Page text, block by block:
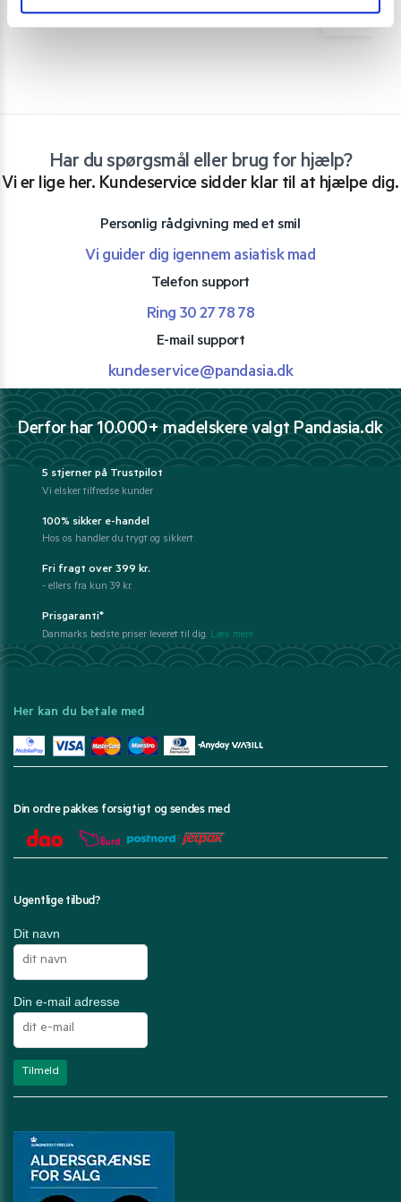
Har du spørgsmål eller brug for hjælp?
Vi er lige her. Kundeservice sidder klar til at hjælpe dig.
Personlig rådgivning med et smil
Vi guider dig igennem asiatisk mad
Telefon support
Ring 30 27 78 78
E-mail support
kundeservice@pandasia.dk
Derfor har 10.000+ madelskere valgt Pandasia.dk
5 stjerner på Trustpilot
Vi elsker tilfredse kunder
100% sikker e-handel
Hos os handler du trygt og sikkert
Fri fragt over 399 kr.
- ellers fra kun 39 kr.
Prisgaranti*
Danmarks bedste priser leveret til dig. Læs mere
Her kan du betale med
Din ordre pakkes forsigtigt og sendes med
Ugentlige tilbud?
Dit navn
Din e-mail adresse